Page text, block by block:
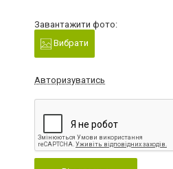
Завантажити фото:
Вибрати
Авторизуватись